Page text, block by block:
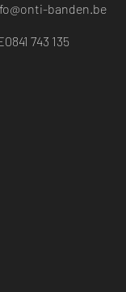
banden.be
743 135